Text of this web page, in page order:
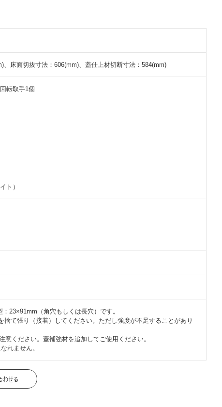
床面切抜寸法：606(mm)、蓋仕上材切断寸法：584(mm)
転取手1個
ト）
23×91mm（角穴もしくは長穴）です。
て張り（接着）してください。ただし強度が不足することがあり
ください。蓋補強材を追加してご使用ください。
れません。